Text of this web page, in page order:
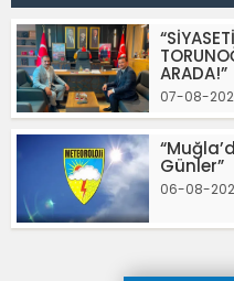
ARADA!”
07-08-
Günler”
06-08-